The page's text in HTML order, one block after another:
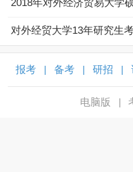
报考 备考 研招
电脑版